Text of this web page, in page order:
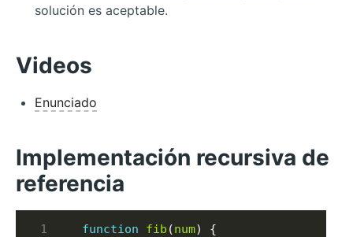
solución es aceptable.
Videos
Enunciado
Implementación recursiva de
referencia
function fib (num) {